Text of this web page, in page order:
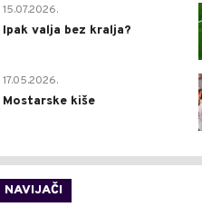
15.07.2026.
Ipak valja bez kralja?
17.05.2026.
Mostarske kiše
NAVIJAČI